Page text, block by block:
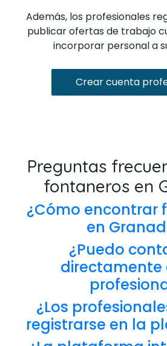
Además, los profesionales
publicar ofertas de trabajo
incorporar personal a
Crear cuenta
Preguntas
fontaneros en
¿Cómo encontrar
en
¿Puedo
directamente
¿Los
registrarse en la